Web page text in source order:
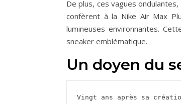
De plus, ces vagues
confèrent à la Nike Air Max
lumineuses environnantes.
sneaker emblématique.
Un doyen du
Vingt ans après sa